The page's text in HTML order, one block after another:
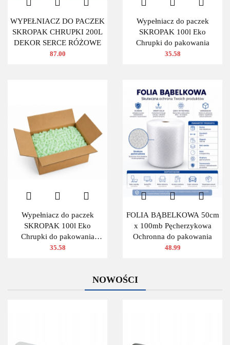
WYPEŁNIACZ DO PACZEK
SKROPAK CHRUPKI 200L
DEKOR SERCE RÓŻOWE
87.00
Wypełniacz do paczek
SKROPAK 100l Eko
Chrupki do pakowania
35.58
Wypełniacz do paczek
SKROPAK 100l Eko
Chrupki do pakowania
ZIELONY
35.58
FOLIA BĄBELKOWA 50cm
x 100mb Pęcherzykowa
Ochronna do pakowania
48.99
NOWOŚCI